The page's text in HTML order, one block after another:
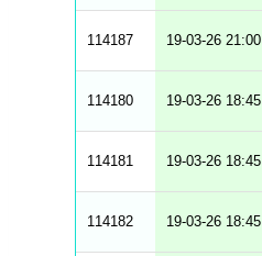
114187 19-03-26 21:00
114180 19-03-26 18:45
114181 19-03-26 18:45
114182 19-03-26 18:45